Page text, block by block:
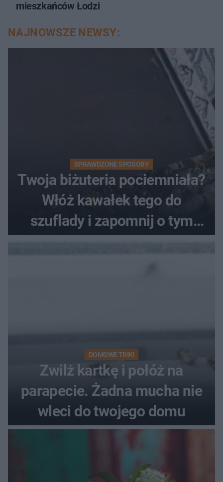
mieszkańców Łodzi
NAJNOWSZE NEWSY:
SPRAWDZONE SPOSOBY
Twoja biżuteria pociemniała?
Włóż kawałek tego do
szuflady i zapomnij o tym
problemie. Sposób na
DOMOWE TRIKI
Zwilż kartkę i połóż na
parapecie. Żadna mucha nie
wleci do twojego domu